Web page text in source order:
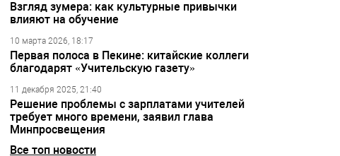
Взгляд зумера: как культурные привычки
влияют на обучение
10 марта 2026, 18:17
Первая полоса в Пекине: китайские коллеги
благодарят «Учительскую газету»
11 декабря 2025, 21:40
Решение проблемы с зарплатами учителей
требует много времени, заявил глава
Минпросвещения
Все топ новости